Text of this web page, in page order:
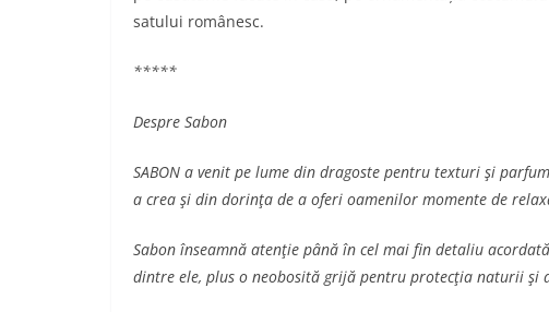
satului românesc.
*****
Despre Sabon
SABON a venit pe lume din dragoste pentru texturi şi
a crea şi din dorinţa de a oferi oamenilor momente de
Sabon înseamnă atenţie până în cel mai fin detaliu
dintre ele, plus o neobosită grijă pentru protecţia naturii şi